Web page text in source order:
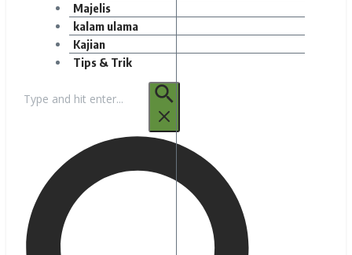
Majelis
kalam ulama
Kajian
Tips & Trik
untuk: